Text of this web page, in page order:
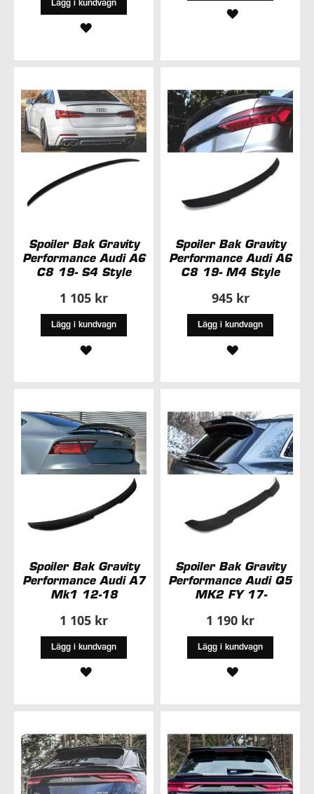
Lägg i kundvagn
LÄGG
ÖNSKELISTA
LÄGG
Spoiler Bak Gravity
Performance Audi A6
C8 19- S4 Style
1 105 kr
Lägg i kundvagn
LÄGG
ÖNSKELISTA
Spoiler Bak Gravity
Performance Audi A6
C8 19- M4 Style
945 kr
Lägg i kundvagn
LÄGG
ÖNSKELISTA
Spoiler Bak Gravity
Performance Audi A7
Mk1 12-18
1 105 kr
Lägg i kundvagn
LÄGG
ÖNSKELISTA
Spoiler Bak Gravity
Performance Audi Q5
MK2 FY 17-
1 190 kr
Lägg i kundvagn
LÄGG
ÖNSKELISTA